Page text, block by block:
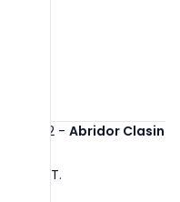
Ref. 20812- Abridor
S/T.